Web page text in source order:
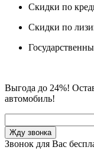
Скидки по
Скидки по
Выгода до 24%!
автомобиль!
Звонок для Вас